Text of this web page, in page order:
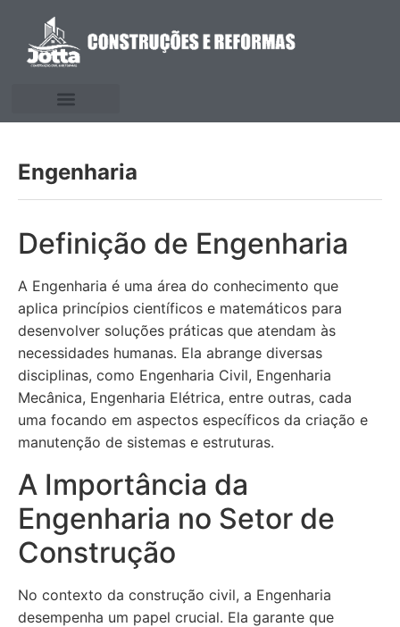
Engenharia
Definição de Engenharia
A Engenharia é uma área do conhecimento que
aplica princípios científicos e matemáticos para
desenvolver soluções práticas que atendam às
necessidades humanas. Ela abrange diversas
disciplinas, como Engenharia Civil, Engenharia
Mecânica, Engenharia Elétrica, entre outras, cada
uma focando em aspectos específicos da criação e
manutenção de sistemas e estruturas.
A Importância da
Engenharia no Setor de
Construção
No contexto da construção civil, a Engenharia
desempenha um papel crucial. Ela garante que